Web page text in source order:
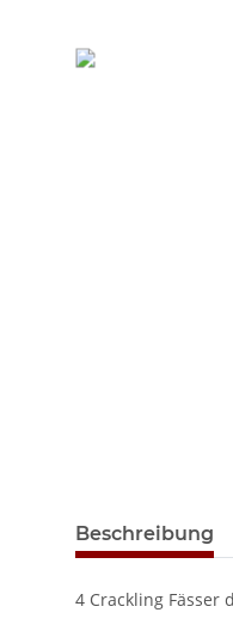
Beschreibung
4 Crackling Fässer